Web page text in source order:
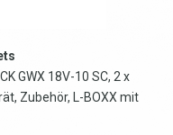
GWX 18V-10 SC, 2 x
Zubehör, L-BOXX mit